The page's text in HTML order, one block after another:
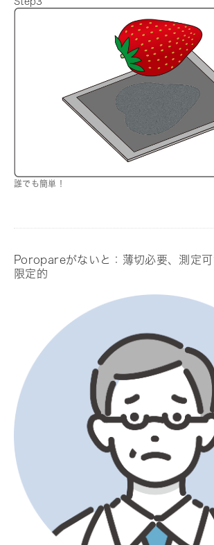
誰でも簡単！
Poropareがないと：薄切必要、測定
限定的